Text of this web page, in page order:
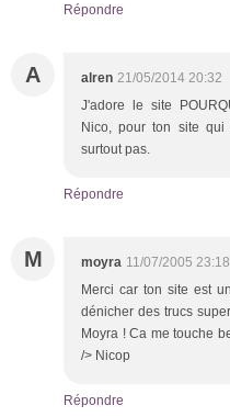
Répondre
A alren 21/05/2014 20:32
J'adore le site
Nico, pour ton site
surtout pas.
Répondre
M moyra 11/07/2005 23:18
Merci car ton site est
dénicher des trucs
Moyra ! Ca me touche
/> Nicop
Répondre